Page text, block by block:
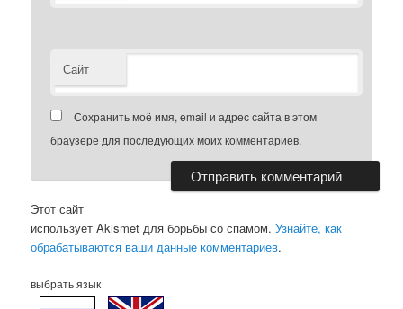
Сайт
Сохранить моё имя, email и адрес сайта в этом
браузере для последующих моих комментариев.
Этот сайт
использует Akismet для борьбы со спамом.Узнайте, как
обрабатываются ваши данные комментариев.
выбрать язык